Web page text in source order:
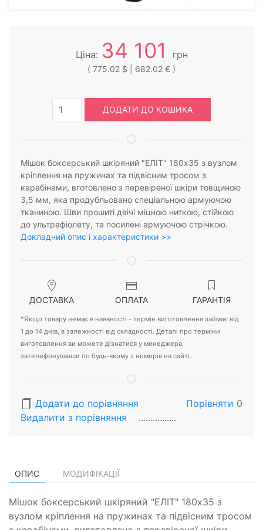
Ціна: 34 101 грн
( 775.02 $ | 682.02 € )
ДОДАТИ ДО КОШИКА
Мішок боксерський шкіряний "ЕЛІТ" 180х35 з вузлом
кріплення на пружинах та підвісним тросом з
карабінами, вготовлено з перевіреної шкіри товщиною
3,5 мм, яка продубльовано спеціальною армуючою
тканиною. Шви прошиті двічі міцною ниткою, стійкою
до ультрафіолету, та посилені армуючою стрічкою.
Докладний опис і характеристики >>
ДОСТАВКА ОПЛАТА ГАРАНТІЯ
*Якщо товару немає в наявності - термін виготовлення займає від
1 до 14 днів, в залежності від складності. Деталі про терміни
виготовлення ви можете дізнатися у менеджера,
зателефонувавши по будь-якому з номерів на сайті.
Додати до порівняння
Видалити з порiвняння
Порівняти 0
ОПИС МОДИФІКАЦІЇ
Мішок боксерський шкіряний "ЕЛІТ" 180х35 з
вузлом кріплення на пружинах та підвісним тросом